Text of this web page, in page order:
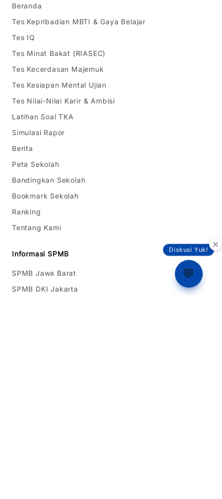
Diskusi Yuk!
💬
Beranda
Tes Kepribadian MBTI & Gaya Belajar
Tes IQ
Tes Minat Bakat (RIASEC)
Tes Kecerdasan Majemuk
Tes Kesiapan Mental Ujian
Tes Nilai-Nilai Karir & Ambisi
Latihan Soal TKA
Simulasi Rapor
Berita
Peta Sekolah
Bandingkan Sekolah
Bookmark Sekolah
Ranking
Tentang Kami
Informasi SPMB
SPMB Jawa Barat
SPMB DKI Jakarta